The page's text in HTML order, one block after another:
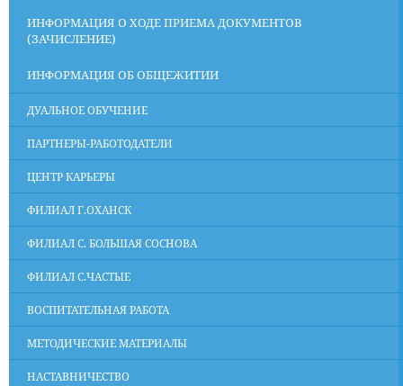
ИНФОРМАЦИЯ О ХОДЕ ПРИЕМА ДОКУМЕНТОВ
(ЗАЧИСЛЕНИЕ)
ИНФОРМАЦИЯ ОБ ОБЩЕЖИТИИ
ДУАЛЬНОЕ ОБУЧЕНИЕ
ПАРТНЕРЫ-РАБОТОДАТЕЛИ
ЦЕНТР КАРЬЕРЫ
ФИЛИАЛ Г.ОХАНСК
ФИЛИАЛ С. БОЛЬШАЯ СОСНОВА
ФИЛИАЛ С.ЧАСТЫЕ
ВОСПИТАТЕЛЬНАЯ РАБОТА
МЕТОДИЧЕСКИЕ МАТЕРИАЛЫ
НАСТАВНИЧЕСТВО